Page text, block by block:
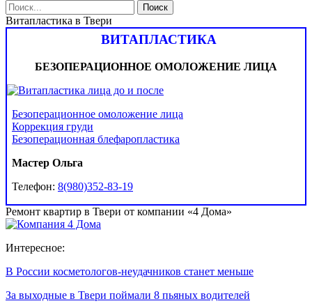
Витапластика в Твери
ВИТАПЛАСТИКА
БЕЗОПЕРАЦИОННОЕ ОМОЛОЖЕНИЕ ЛИЦА
Безоперационное омоложение лица
Коррекция груди
Безоперационная блефаропластика
Мастер Ольга
Телефон: 8(980)352-83-19
Ремонт квартир в Твери от компании «4 Дома»
Интересное:
В России косметологов-неудачников станет меньше
За выходные в Твери поймали 8 пьяных водителей